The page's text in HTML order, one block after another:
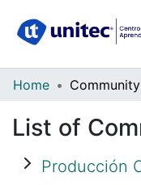
Communities
Collections
All of DSpace
Home
List of
Producción